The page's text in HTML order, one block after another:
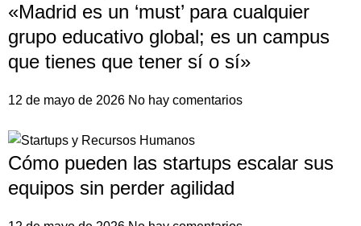
«Madrid es un ‘must’ para cualquier
grupo educativo global; es un campus
que tienes que tener sí o sí»
12 de mayo de 2026 No hay comentarios
Cómo pueden las startups escalar sus
equipos sin perder agilidad